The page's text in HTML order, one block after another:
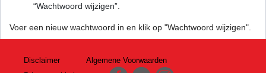
“Wachtwoord wijzigen”.
Voer een nieuw wachtwoord in en klik op "Wachtwoord wijzigen".
Disclaimer
Algemene Voorwaarden